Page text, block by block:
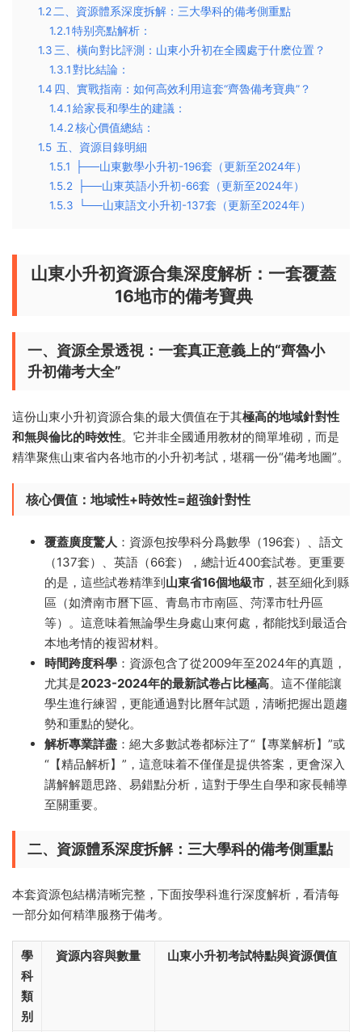
1.2​二、資源體系深度拆解：三大學科的備考側重點​
1.2.1​特别亮點解析：​​
1.3​三、橫向對比評測：山東小升初在全國處于什麽位置？​​
1.3.1​對比結論：​​
1.4 ​四、實戰指南：如何高效利用這套“齊魯備考寶典”？​​
1.4.1​給家長和學生的建議：​​
1.4.2​核心價值總結：​​
1.5 五、資源目錄明細
1.5.1
├──山東數學小升初-196套（更新至2024年）
1.5.2
├──山東英語小升初-66套（更新至2024年）
1.5.3
└──山東語文小升初-137套（更新至2024年）
山東小升初資源合集深度解析：一套覆蓋
16地市的備考寶典
一、資源全景透視：一套真正意義上的“齊魯小
升初備考大全”
這份山東小升初資源合集的最大價值在于其極高的地域針對性
和無與倫比的時效性。它并非全國通用教材的簡單堆砌，而是
精準聚焦山東省内各地市的小升初考試，堪稱一份“備考地圖”。
核心價值：地域性+時效性=超強針對性
覆蓋廣度驚人 ​：資源包按學科分爲數學（196套）、語文
（137套）、英語（66套），總計近400套試卷。更重要
的是，這些試卷精準到 山東省16個地級市 ，甚至細化到縣
區（如濟南市曆下區、青島市市南區、菏澤市牡丹區
等）。這意味着無論學生身處山東何處，都能找到最适合
本地考情的複習材料。
時間跨度科學 ​：資源包含了從2009年至2024年的真題，
尤其是2023-2024年的最新試卷占比極高。這不僅能讓
學生進行練習，更能通過對比曆年試題，清晰把握出題趨
勢和重點的變化。
解析專業詳盡 ​：絕大多數試卷都标注了“【專業解析】”或
“【精品解析】”，這意味着不僅僅是提供答案，更會深入
講解解題思路、易錯點分析，這對于學生自學和家長輔導
至關重要。
二、資源體系深度拆解：三大學科的備考側重點
本套資源包結構清晰完整，下面按學科進行深度解析，看清每
一部分如何精準服務于備考。
學
科
類
别
資源内容與數量 山東小升初考試特點與資源價值